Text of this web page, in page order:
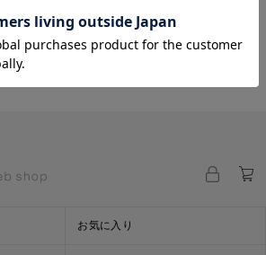
お気に入り